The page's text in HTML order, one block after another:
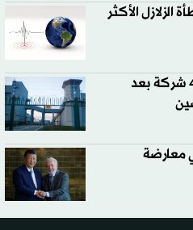
الأكثر
واشنطن تحظر الاستيراد من 43 شركة بعد
معارضة